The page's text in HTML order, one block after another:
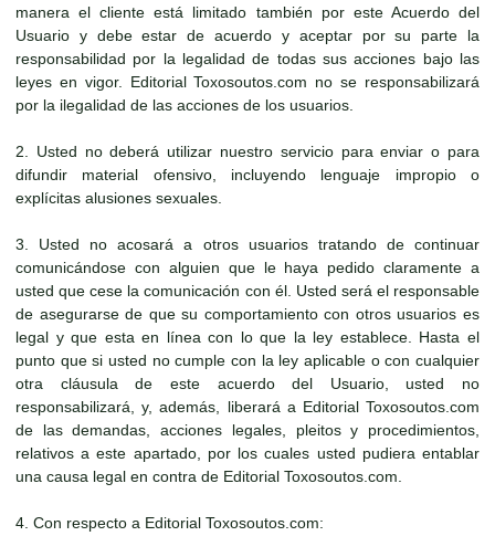
manera el cliente está limitado también por este Acuerdo del
Usuario y debe estar de acuerdo y aceptar por su parte la
responsabilidad por la legalidad de todas sus acciones bajo las
leyes en vigor. Editorial Toxosoutos.com no se responsabilizará
por la ilegalidad de las acciones de los usuarios.
2. Usted no deberá utilizar nuestro servicio para enviar o para
difundir material ofensivo, incluyendo lenguaje impropio o
explícitas alusiones sexuales.
3. Usted no acosará a otros usuarios tratando de continuar
comunicándose con alguien que le haya pedido claramente a
usted que cese la comunicación con él. Usted será el responsable
de asegurarse de que su comportamiento con otros usuarios es
legal y que esta en línea con lo que la ley establece. Hasta el
punto que si usted no cumple con la ley aplicable o con cualquier
otra cláusula de este acuerdo del Usuario, usted no
responsabilizará, y, además, liberará a Editorial Toxosoutos.com
de las demandas, acciones legales, pleitos y procedimientos,
relativos a este apartado, por los cuales usted pudiera entablar
una causa legal en contra de Editorial Toxosoutos.com.
4. Con respecto a Editorial Toxosoutos.com: